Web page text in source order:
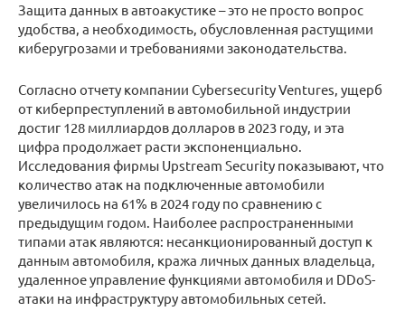
Защита данных в автоакустике – это не просто вопрос
удобства, а необходимость, обусловленная растущими
киберугрозами и требованиями законодательства.
Согласно отчету компании Cybersecurity Ventures, ущерб
от киберпреступлений в автомобильной индустрии
достиг 128 миллиардов долларов в 2023 году, и эта
цифра продолжает расти экспоненциально.
Исследования фирмы Upstream Security показывают, что
количество атак на подключенные автомобили
увеличилось на 61% в 2024 году по сравнению с
предыдущим годом. Наиболее распространенными
типами атак являются: несанкционированный доступ к
данным автомобиля, кража личных данных владельца,
удаленное управление функциями автомобиля и DDoS-
атаки на инфраструктуру автомобильных сетей.